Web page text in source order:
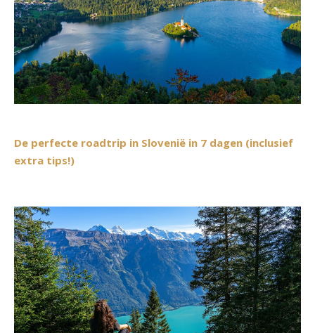
De perfecte roadtrip in Slovenië in 7 dagen (inclusief
extra tips!)